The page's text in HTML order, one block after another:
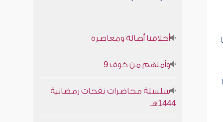
أخلاقنا أصالة ومعاصرة
وأمنهم من خوف 9
سلسلة محاضرات نفحات رمضانية
1444هـ